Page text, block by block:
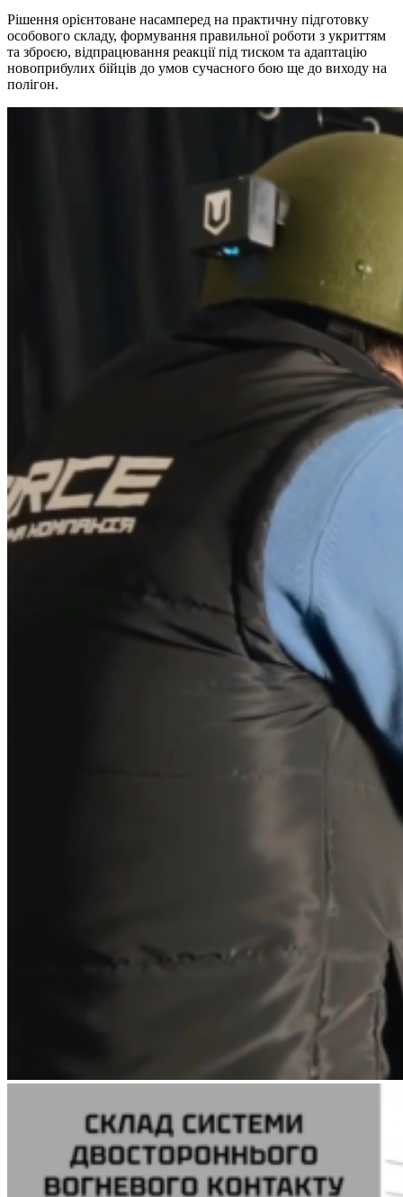
Рішення орієнтоване насамперед на практичну підготовку
особового складу, формування правильної роботи з укриттям
та зброєю, відпрацювання реакції під тиском та адаптацію
новоприбулих бійців до умов сучасного бою ще до виходу на
полігон.